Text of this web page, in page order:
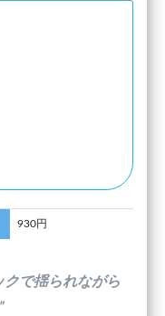
930円
クで揺られながら